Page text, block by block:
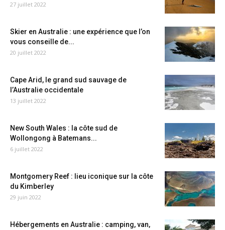
27 juillet 2022
Skier en Australie : une expérience que l’on
vous conseille de...
20 juillet 2022
Cape Arid, le grand sud sauvage de
l’Australie occidentale
13 juillet 2022
New South Wales : la côte sud de
Wollongong à Batemans...
6 juillet 2022
Montgomery Reef : lieu iconique sur la côte
du Kimberley
29 juin 2022
Hébergements en Australie : camping, van,